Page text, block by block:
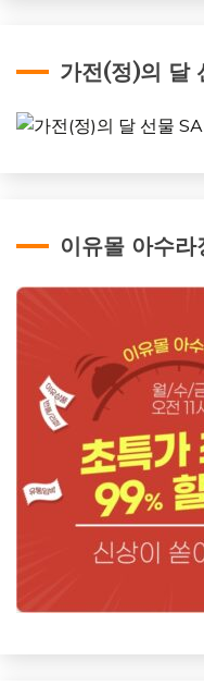
가전(정)의 달
이유몰 아수라